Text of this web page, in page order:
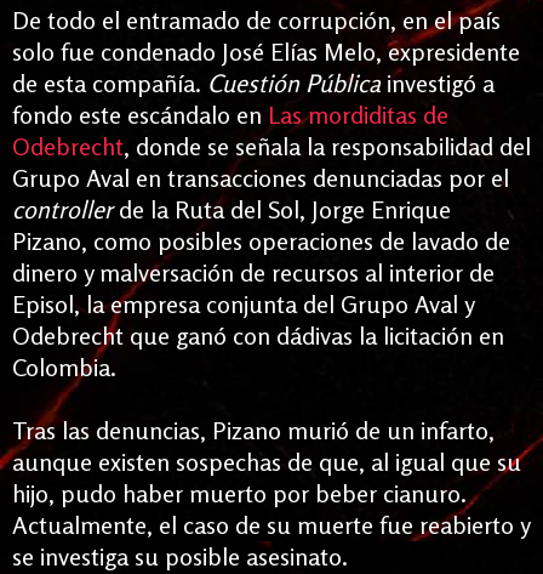
De todo el entramado de corrupción, en el país
solo fue condenado José Elías Melo, expresidente
de esta compañía. Cuestión Pública investigó a
fondo este escándalo en Las mordiditas de
Odebrecht, donde se señala la responsabilidad del
Grupo Aval en transacciones denunciadas por el
controllerde la Ruta del Sol, Jorge Enrique
Pizano, como posibles operaciones de lavado de
dinero y malversación de recursos al interior de
Episol, la empresa conjunta del Grupo Aval y
Odebrecht que ganó con dádivas la licitación en
Colombia.
Tras las denuncias, Pizano murió de un infarto,
aunque existen sospechas de que, al igual que su
hijo, pudo haber muerto por beber cianuro.
Actualmente, el caso de su muerte fue reabierto y
se investiga su posible asesinato.